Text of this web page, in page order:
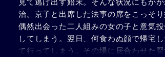
見て逃げ出す始末。そんな状況にもか
治。京子と出席した法事の席をこっそ
偶然出会った二人組みの女の子と意気
してしまう。翌日、何食わぬ顔で帰宅
て行ってしまう。その場に居合わせた